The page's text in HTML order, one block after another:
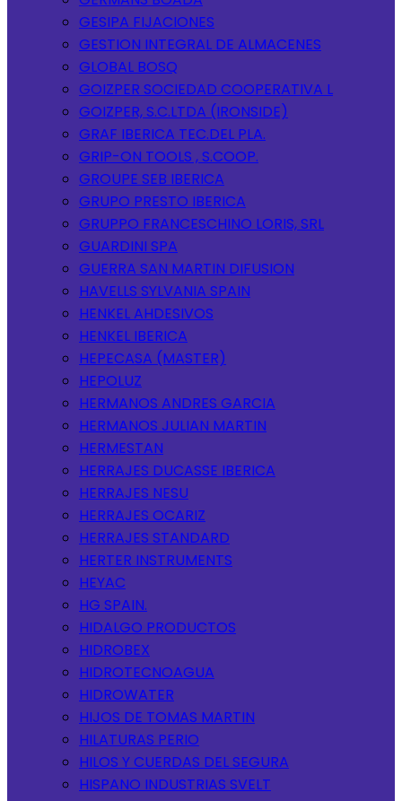
GESIPA FIJACIONES
GESTION INTEGRAL DE ALMACENES
GLOBAL BOSQ
GOIZPER SOCIEDAD COOPERATIVA L
GOIZPER, S.C.LTDA (IRONSIDE)
GRAF IBERICA TEC.DEL PLA.
GRIP-ON TOOLS , S.COOP.
GROUPE SEB IBERICA
GRUPO PRESTO IBERICA
GRUPPO FRANCESCHINO LORIS, SRL
GUARDINI SPA
GUERRA SAN MARTIN DIFUSION
HAVELLS SYLVANIA SPAIN
HENKEL AHDESIVOS
HENKEL IBERICA
HEPECASA (MASTER)
HEPOLUZ
HERMANOS ANDRES GARCIA
HERMANOS JULIAN MARTIN
HERMESTAN
HERRAJES DUCASSE IBERICA
HERRAJES NESU
HERRAJES OCARIZ
HERRAJES STANDARD
HERTER INSTRUMENTS
HEYAC
HG SPAIN.
HIDALGO PRODUCTOS
HIDROBEX
HIDROTECNOAGUA
HIDROWATER
HIJOS DE TOMAS MARTIN
HILATURAS PERIO
HILOS Y CUERDAS DEL SEGURA
HISPANO INDUSTRIAS SVELT